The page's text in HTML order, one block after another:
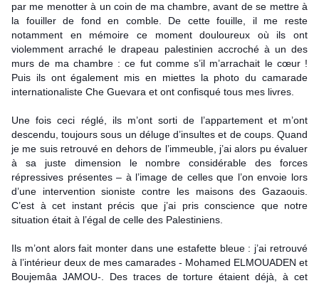
par me menotter à un coin de ma chambre, avant de se mettre à
la fouiller de fond en comble. De cette fouille, il me reste
notamment en mémoire ce moment douloureux où ils ont
violemment arraché le drapeau palestinien accroché à un des
murs de ma chambre : ce fut comme s’il m’arrachait le cœur !
Puis ils ont également mis en miettes la photo du camarade
internationaliste Che Guevara et ont confisqué tous mes livres.
Une fois ceci réglé, ils m’ont sorti de l’appartement et m’ont
descendu, toujours sous un déluge d’insultes et de coups. Quand
je me suis retrouvé en dehors de l’immeuble, j’ai alors pu évaluer
à sa juste dimension le nombre considérable des forces
répressives présentes – à l’image de celles que l’on envoie lors
d’une intervention sioniste contre les maisons des Gazaouis.
C’est à cet instant précis que j’ai pris conscience que notre
situation était à l’égal de celle des Palestiniens.
Ils m’ont alors fait monter dans une estafette bleue : j’ai retrouvé
à l’intérieur deux de mes camarades - Mohamed ELMOUADEN et
Boujemâa JAMOU-. Des traces de torture étaient déjà, à cet